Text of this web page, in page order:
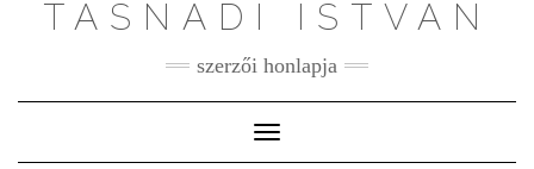
TASNÁDI ISTVÁN
szerzői honlapja
Toggle
Navigation